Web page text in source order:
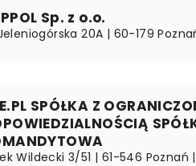
Sp. z o.o.
20A | 60-179
SPÓŁKA Z
Wildecki 3/51 | 61-546 Poznań